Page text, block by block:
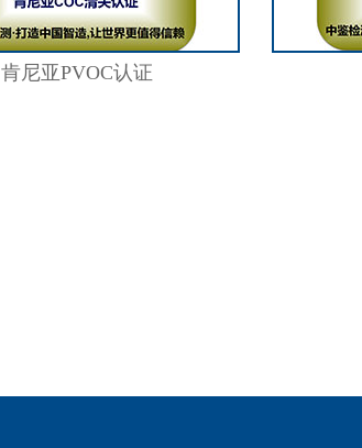
肯尼亚PVOC认证